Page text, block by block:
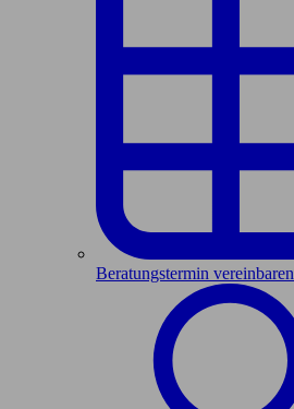
Beratungstermin vereinbaren